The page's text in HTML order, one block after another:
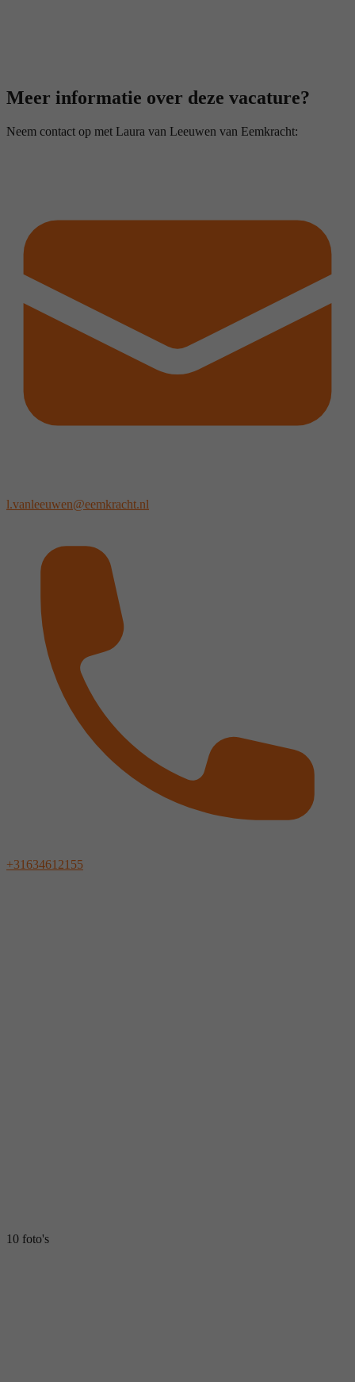
Meer informatie over deze vacature?
Neem contact op met Laura van Leeuwen van Eemkracht:
l.vanleeuwen@eemkracht.nl
+31634612155
10 foto's